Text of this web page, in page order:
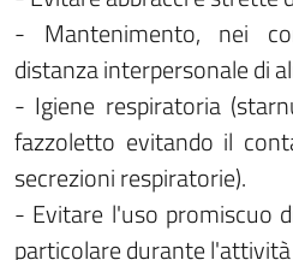
- Mantenimento, nei
distanza interpersonale di
- Igiene respiratoria
fazzoletto evitando il
secrezioni respiratorie).
- Evitare l'uso promiscuo
particolare durante